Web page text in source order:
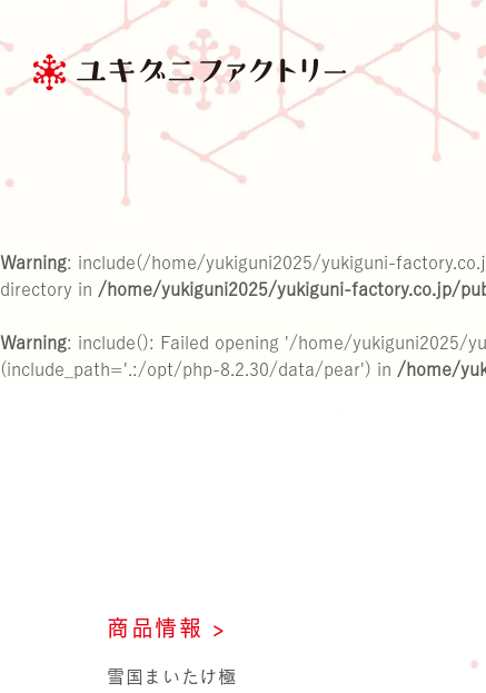
商品情報
ブランド紹介
キノコのお肉
商品
コーポレート社長
Warning: include(/home/yukiguni2025/yukiguni-
directory in /home/yukiguni2025/yukiguni-factory.co.jp/
Warning: include(): Failed opening '/home/yukiguni2025/
(include_path='.:/opt/php-8.2.30/data/pear') in /home/
商品情報 >
雪国まいたけ極